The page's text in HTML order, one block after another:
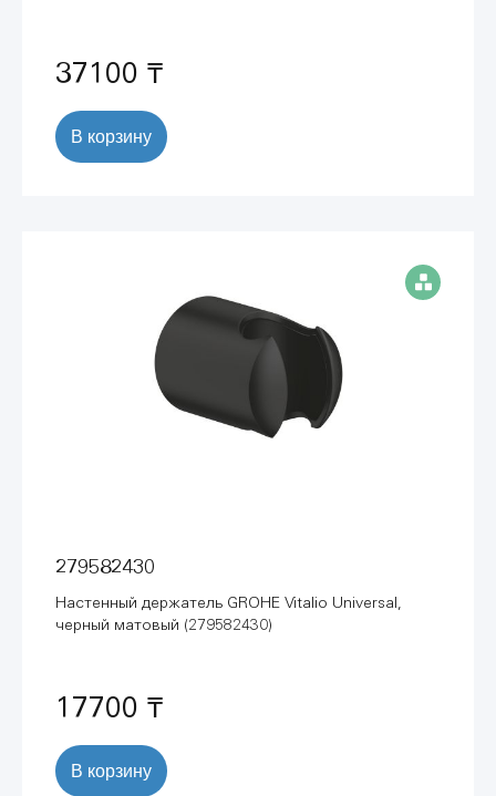
37100 ₸
В корзину
279582430
Настенный держатель GROHE Vitalio Universal,
черный матовый (279582430)
17700 ₸
В корзину